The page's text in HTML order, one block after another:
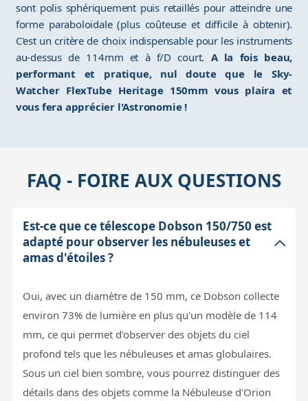
sont polis sphériquement puis retaillés pour atteindre une
forme paraboloïdale (plus coûteuse et difficile à obtenir).
C'est un critère de choix indispensable pour les instruments
au-dessus de 114mm et à f/D court. A la fois beau,
performant et pratique, nul doute que le Sky-
Watcher FlexTube Heritage 150mm vous plaira et
vous fera apprécier l'Astronomie !
FAQ - FOIRE AUX QUESTIONS
Est-ce que ce télescope Dobson 150/750 est
adapté pour observer les nébuleuses et
amas d'étoiles ?
Oui, avec un diamètre de 150 mm, ce Dobson collecte
environ 73% de lumière en plus qu'un modèle de 114
mm, ce qui permet d'observer des objets du ciel
profond tels que les nébuleuses et amas globulaires.
Sous un ciel bien sombre, vous pourrez distinguer des
détails dans des objets comme la Nébuleuse d'Orion